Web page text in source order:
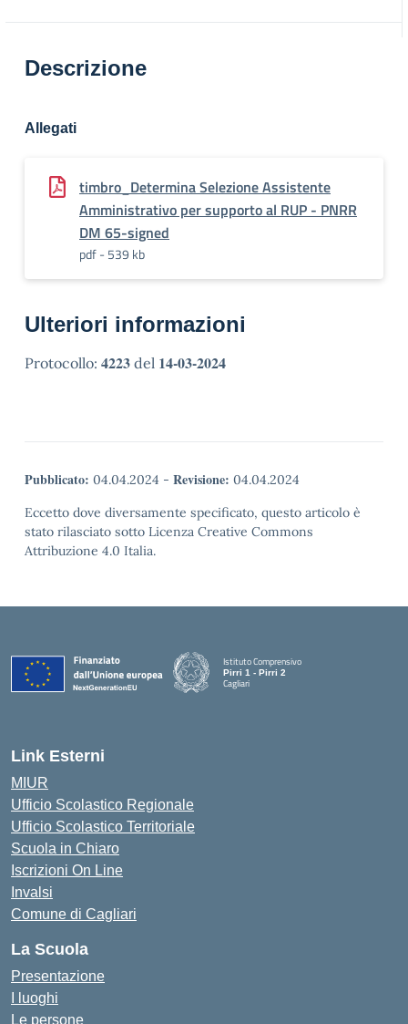
Descrizione
Allegati
timbro_Determina Selezione Assistente
Amministrativo per supporto al RUP - PNRR
DM 65-signed
pdf - 539 kb
Ulteriori informazioni
Protocollo: 4223 del 14-03-2024
Pubblicato: 04.04.2024 - Revisione: 04.04.2024
Eccetto dove diversamente specificato, questo articolo è
stato rilasciato sotto Licenza Creative Commons
Attribuzione 4.0 Italia.
Istituto Comprensivo
Pirri 1 - Pirri 2
Cagliari
— Visita la pagina iniziale della scuola
Link Esterni
MIUR
Ufficio Scolastico Regionale
Ufficio Scolastico Territoriale
Scuola in Chiaro
Iscrizioni On Line
Invalsi
Comune di Cagliari
La Scuola
Presentazione
I luoghi
Le persone